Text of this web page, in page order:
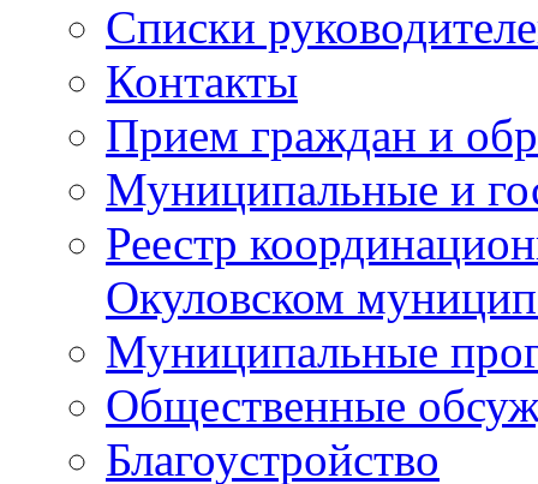
Списки
Контакты
Прием граждан и
Муниципальные и
Реестр
Окуловском
Муниципальные
Общественные
Благоустройство